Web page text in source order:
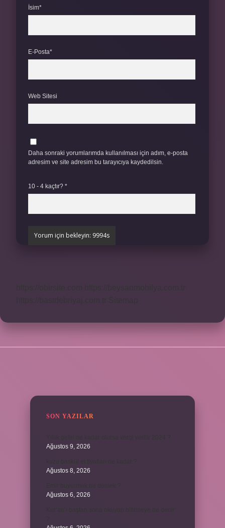
İsim*
E-Posta*
Web Sitesi
Daha sonraki yorumlarımda kullanılması için adım, e-posta
adresim ve site adresim bu tarayıcıya kaydedilsin.
10 - 4 kaçtır? *
SON YAZILAR
Ağustos 9, 2026
Ağustos 8, 2026
Ağustos 6, 2026